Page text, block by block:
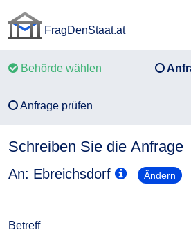
FragDenStaat.at
Behörde wählen
Anfrage prüfen
Schreiben Sie die Anfrage
An: Ebreichsdorf Ändern
Betreff